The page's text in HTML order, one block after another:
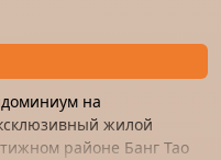
на
жилой
районе Банг Тао